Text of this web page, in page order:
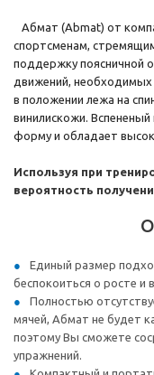
Абмат (Abmat) от
спортсменам,
поддержку поясничной
движений,
в положении лежа на
винилискожи.
форму и обладает
Используя при
вероятность
Единый размер
беспокоиться о росте и
Полностью
мячей, Абмат не будет
поэтому Вы сможете
упражнений.